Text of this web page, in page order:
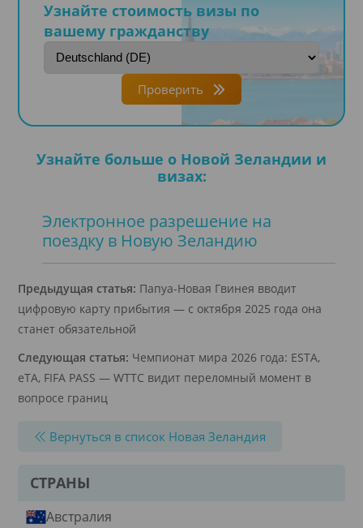
Узнайте стоимость визы по
вашему гражданству
Проверить
Узнайте больше о Новой Зеландии и
визах:
Электронное разрешение на
поездку в Новую Зеландию
Предыдущая статья: Папуа-Новая Гвинея вводит
цифровую карту прибытия — с октября 2025 года она
станет обязательной
Следующая статья: Чемпионат мира 2026 года: ESTA,
eTA, FIFA PASS — WTTC видит переломный момент в
вопросе границ
Вернуться в список Новая Зеландия
СТРАНЫ
Австралия